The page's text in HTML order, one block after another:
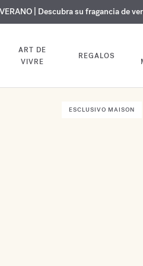
la nueva fragancia OUDvelvet mood
las fragancias y aceites corporales
| Descubra su fragancia de
ART DE
VIVRE
REGALOS
ESCLUSIVO MAISON